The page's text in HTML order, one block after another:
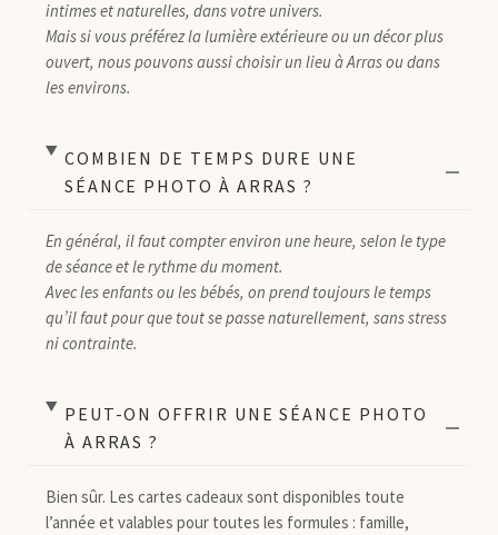
intimes et naturelles, dans votre univers.
Mais si vous préférez la lumière extérieure ou un décor plus
ouvert, nous pouvons aussi choisir un lieu à Arras ou dans
les environs.
COMBIEN DE TEMPS DURE UNE
SÉANCE PHOTO À ARRAS ?
En général, il faut compter environ une heure, selon le type
de séance et le rythme du moment.
Avec les enfants ou les bébés, on prend toujours le temps
qu’il faut pour que tout se passe naturellement, sans stress
ni contrainte.
PEUT-ON OFFRIR UNE SÉANCE PHOTO
À ARRAS ?
Bien sûr. Les cartes cadeaux sont disponibles toute
l’année et valables pour toutes les formules : famille,